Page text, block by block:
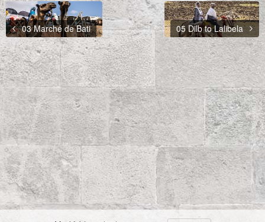
03 Marché de Bati 05 Dilb to Lalibela